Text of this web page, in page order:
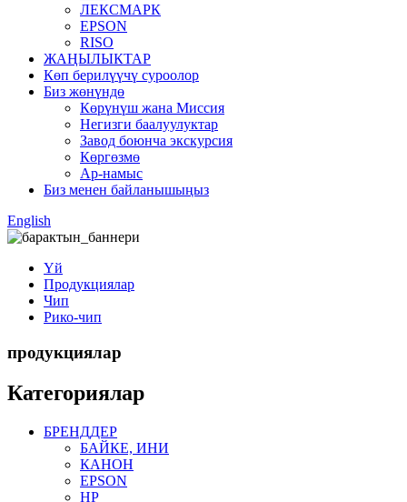
ЛЕКСМАРК
EPSON
RISO
ЖАҢЫЛЫКТАР
Көп берилүүчү суроолор
Биз жөнүндө
Көрүнүш жана Миссия
Негизги баалуулуктар
Завод боюнча экскурсия
Көргөзмө
Ар-намыс
Биз менен байланышыңыз
English
Үй
Продукциялар
Чип
Рико-чип
продукциялар
Категориялар
БРЕНДДЕР
БАЙКЕ, ИНИ
КАНОН
EPSON
HP